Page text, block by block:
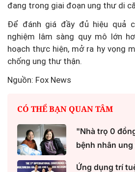
đang trong giai đoạn ung thư di
Để đánh giá đầy đủ hiệu quả
nghiệm lâm sàng quy mô lớn
hoạch thực hiện, mở ra hy vọng
chống ung thư thận.
Nguồn: Fox News
CÓ THỂ BẠN QUAN TÂM
"Nhà trọ 0
bệnh nhân
Ứng dụng trí